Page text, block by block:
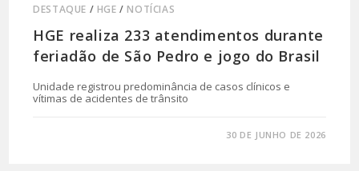
DESTAQUE / HGE /NOTÍCIAS
HGE realiza 233 atendimentos durante
feriadão de São Pedro e jogo do Brasil
Unidade registrou predominância de casos clínicos e
vítimas de acidentes de trânsito
30 DE JUNHO DE 2026